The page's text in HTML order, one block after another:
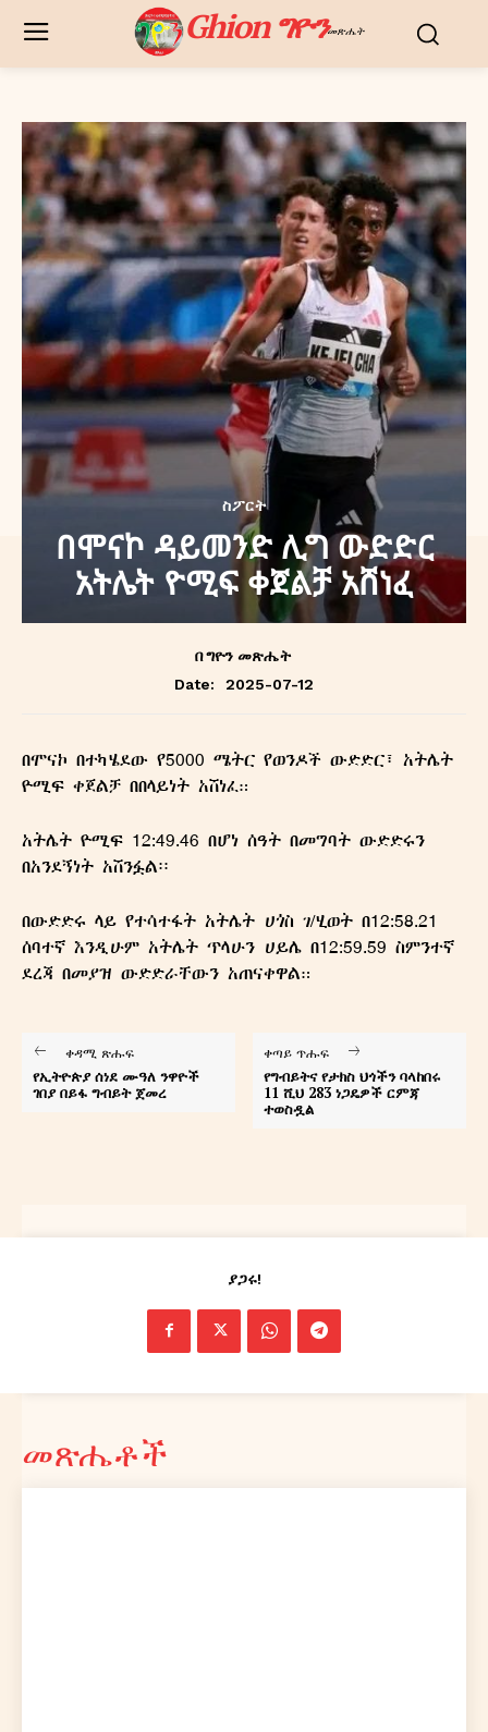
Ghion ግዮንመጽሔት
ስፖርት
በሞናኮ ዳይመንድ ሊግ ውድድር
አትሌት ዮሚፍ ቀጀልቻ አሸነፈ
በ ግዮን መጽሔት
Date:
2025-07-12
በሞናኮ በተካሄደው የ5000 ሜትር የወንዶች ውድድር፣ አትሌት
ዮሚፍ ቀጀልቻ በበላይነት አሸነፈ።
አትሌት ዮሚፍ 12:49.46 በሆነ ሰዓት በመግባት ውድድሩን
በአንደኝነት አሸንፏል፡፡
በውድድሩ ላይ የተሳተፋት አትሌት ሀጎስ ገ/ሂወት በ12:58.21
ሰባተኛ እንዲሁም አትሌት ጥላሁን ሀይሌ በ12:59.59 ስምንተኛ
ደረጃ በመያዝ ውድድራቸውን አጠናቀዋል።
ቀዳሚ ጽሑፍ
የኢትዮጵያ ሰነደ ሙዓለ ንዋዮች
ገበያ በይፋ ግብይት ጀመረ
ቀጣይ ጥሑፍ
የግብይትና የታክስ ህጎችን ባላከበሩ
11 ሺህ 283 ነጋዴዎች ርምጃ
ተወስዷል
ያጋሩ!
መጽሔቶች